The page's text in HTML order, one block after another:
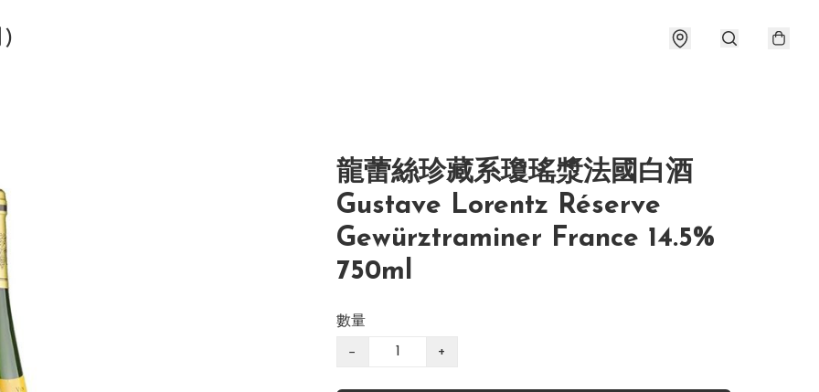
)
龍蕾絲珍藏系瓊瑤漿法國白酒
Gustave Lorentz Réserve
Gewürztraminer France 14.5%
750ml
數量
− +